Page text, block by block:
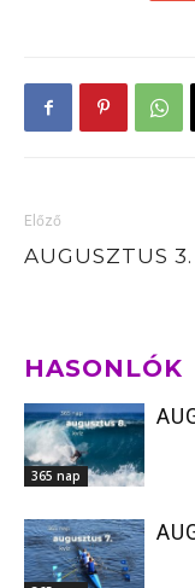
Előző
AUGUSZTUS 3.
HASONLÓK
365 nap